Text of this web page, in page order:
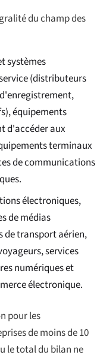
du champ des
systèmes
(distributeurs
équipements
d'accéder aux
terminaux
de communications
électroniques,
de médias
de transport aérien,
services
numériques et
électronique.
pour les
de moins de 10
le total du bilan ne